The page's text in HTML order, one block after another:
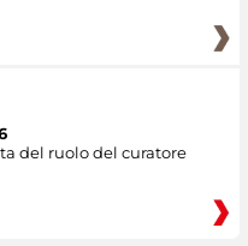
del ruolo del curatore